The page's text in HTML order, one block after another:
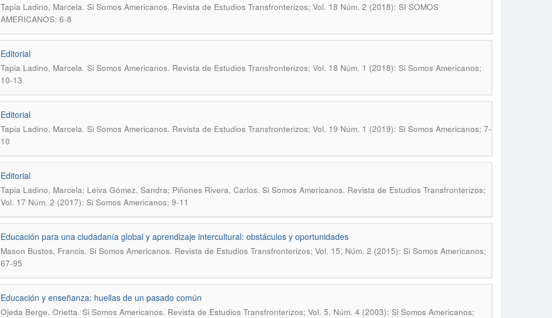
Tapia Ladino, Marcela. Si Somos Americanos. Revista de Estudios Transfronterizos; Vol. 18 Núm. 2 (2018): SI SOMOS
AMERICANOS; 6-8
Editorial
Tapia Ladino, Marcela. Si Somos Americanos. Revista de Estudios Transfronterizos; Vol. 18 Núm. 1 (2018): Si Somos Americanos;
10-13
Editorial
Tapia Ladino, Marcela. Si Somos Americanos. Revista de Estudios Transfronterizos; Vol. 19 Núm. 1 (2019): Si Somos Americanos; 7-
10
Editorial
Tapia Ladino, Marcela; Leiva Gómez, Sandra; Piñones Rivera, Carlos. Si Somos Americanos. Revista de Estudios Transfronterizos;
Vol. 17 Núm. 2 (2017): Si Somos Americanos; 9-11
Educación para una ciudadanía global y aprendizaje intercultural: obstáculos y oportunidades
Mason Bustos, Francis. Si Somos Americanos. Revista de Estudios Transfronterizos; Vol. 15, Núm. 2 (2015): Si Somos Americanos;
67-95
Educación y enseñanza: huellas de un pasado común
Ojeda Berge, Orietta. Si Somos Americanos. Revista de Estudios Transfronterizos; Vol. 5, Núm. 4 (2003): Si Somos Americanos;